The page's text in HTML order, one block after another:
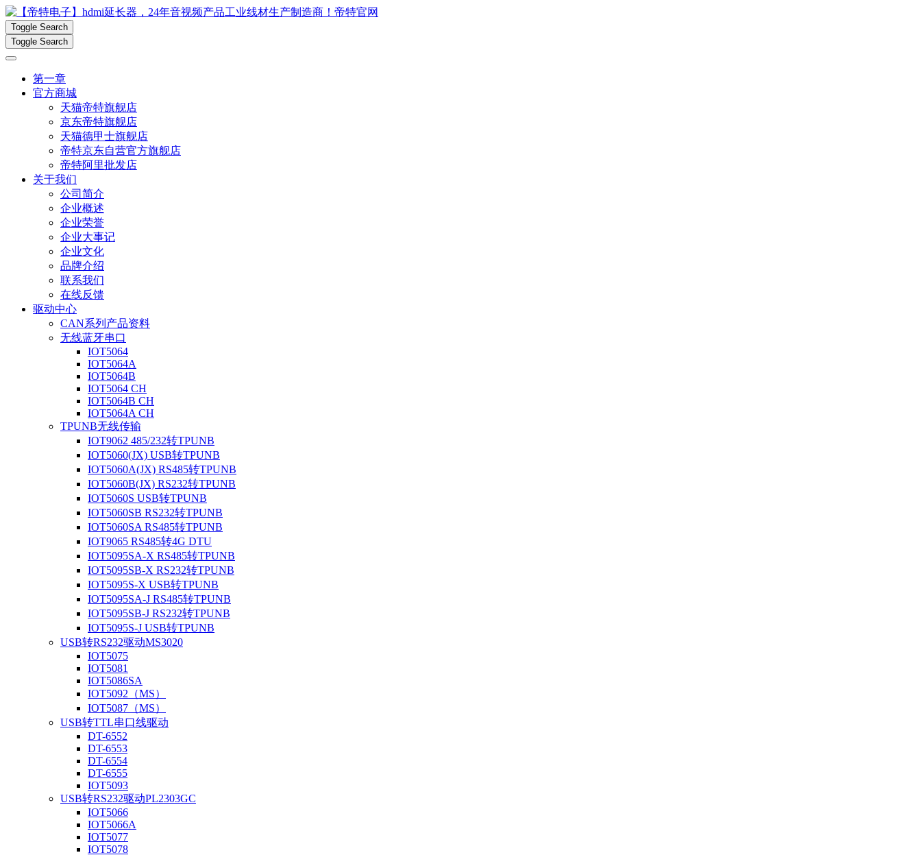
Toggle Search
Toggle Search
第一章
官方商城
天猫帝特旗舰店
京东帝特旗舰店
天猫德甲士旗舰店
帝特京东自营官方旗舰店
帝特阿里批发店
关于我们
公司简介
企业概述
企业荣誉
企业大事记
企业文化
品牌介绍
联系我们
在线反馈
驱动中心
CAN系列产品资料
无线蓝牙串口
IOT5064
IOT5064A
IOT5064B
IOT5064 CH
IOT5064B CH
IOT5064A CH
TPUNB无线传输
IOT9062 485/232转TPUNB
IOT5060(JX) USB转TPUNB
IOT5060A(JX) RS485转TPUNB
IOT5060B(JX) RS232转TPUNB
IOT5060S USB转TPUNB
IOT5060SB RS232转TPUNB
IOT5060SA RS485转TPUNB
IOT9065 RS485转4G DTU
IOT5095SA-X RS485转TPUNB
IOT5095SB-X RS232转TPUNB
IOT5095S-X USB转TPUNB
IOT5095SA-J RS485转TPUNB
IOT5095SB-J RS232转TPUNB
IOT5095S-J USB转TPUNB
USB转RS232驱动MS3020
IOT5075
IOT5081
IOT5086SA
IOT5092（MS）
IOT5087（MS）
USB转TTL串口线驱动
DT-6552
DT-6553
DT-6554
DT-6555
IOT5093
USB转RS232驱动PL2303GC
IOT5066
IOT5066A
IOT5077
IOT5078